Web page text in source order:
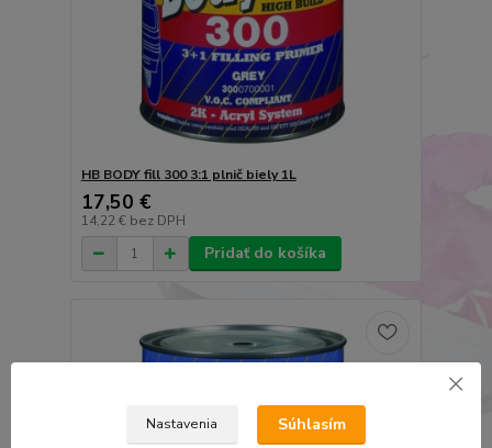
HB BODY fill 300 3:1 plnič biely 1L
17,50 €
14,22 € bez DPH
Pridať do košíka
Nastavenia Súhlasím